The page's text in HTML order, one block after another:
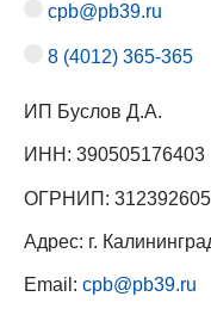
cpb@pb39.ru
8 (4012) 365-365
ИП Буслов Д.А.
ИНН: 390505176403
ОГРНИП:
Адрес: г.
Email: cpb@pb39.ru